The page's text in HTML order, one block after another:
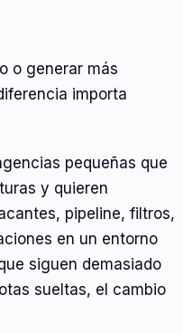
o generar más
importa
pequeñas que
y quieren
pipeline, filtros,
en un entorno
siguen demasiado
sueltas, el cambio